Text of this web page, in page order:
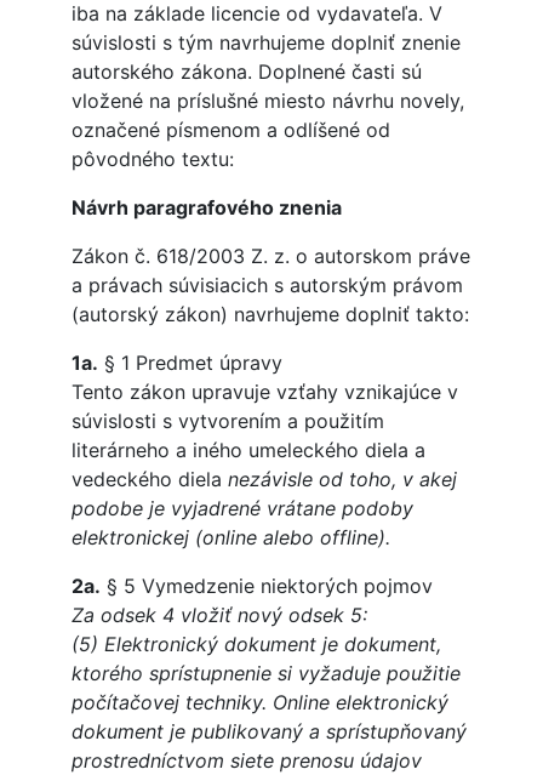
iba na základe licencie od vydavateľa. V
súvislosti s tým navrhujeme doplniť znenie
autorského zákona. Doplnené časti sú
vložené na príslušné miesto návrhu novely,
označené písmenom a odlíšené od
pôvodného textu:
Návrh paragrafového znenia
Zákon č. 618/2003 Z. z. o autorskom práve
a právach súvisiacich s autorským právom
(autorský zákon) navrhujeme doplniť takto:
1a. § 1 Predmet úpravy
Tento zákon upravuje vzťahy vznikajúce v
súvislosti s vytvorením a použitím
literárneho a iného umeleckého diela a
vedeckého diela nezávisle od toho, v akej
podobe je vyjadrené vrátane podoby
elektronickej (online alebo offline).
2a. § 5 Vymedzenie niektorých pojmov
Za odsek 4 vložiť nový odsek 5:
(5) Elektronický dokument je dokument,
ktorého sprístupnenie si vyžaduje použitie
počítačovej techniky. Online elektronický
dokument je publikovaný a sprístupňovaný
prostredníctvom siete prenosu údajov